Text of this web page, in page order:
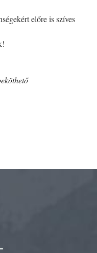
előre is szíves